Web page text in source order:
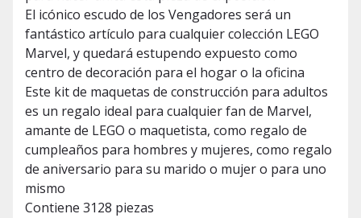
El icónico escudo de los Vengadores será un
fantástico artículo para cualquier colección LEGO
Marvel, y quedará estupendo expuesto como
centro de decoración para el hogar o la oficina
Este kit de maquetas de construcción para adultos
es un regalo ideal para cualquier fan de Marvel,
amante de LEGO o maquetista, como regalo de
cumpleaños para hombres y mujeres, como regalo
de aniversario para su marido o mujer o para uno
mismo
Contiene 3128 piezas